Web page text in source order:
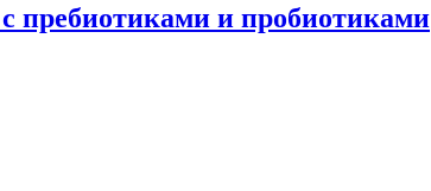
пребиотиками и пробиотиками